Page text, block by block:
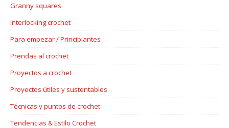
Granny squares
Interlocking crochet
Para empezar / Principiantes
Prendas al crochet
Proyectos a crochet
Proyectos útiles y sustentables
Técnicas y puntos de crochet
Tendencias & Estilo Crochet